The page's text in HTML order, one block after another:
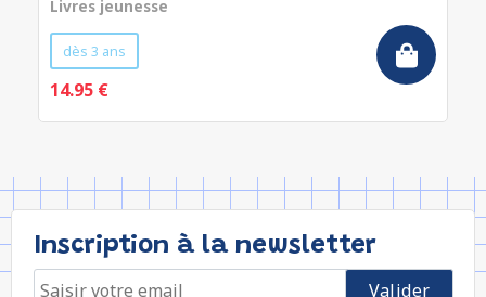
Livres jeunesse
dès 3 ans
14.95 €
Inscription à la newsletter